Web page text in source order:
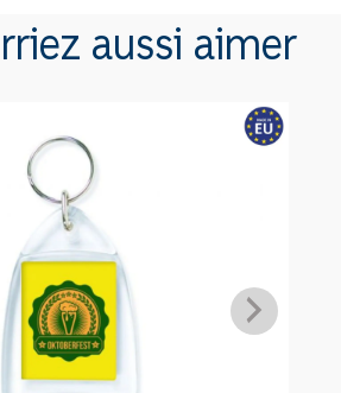
aussi aimer